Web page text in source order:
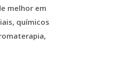
melhor em
químicos